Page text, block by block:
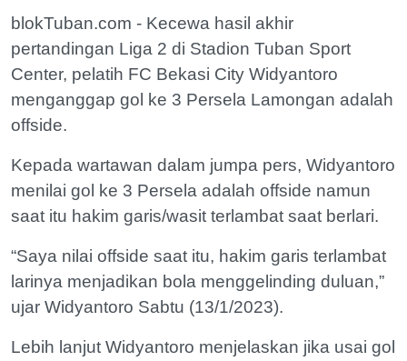
blokTuban.com - Kecewa hasil akhir
pertandingan Liga 2 di Stadion Tuban Sport
Center, pelatih FC Bekasi City Widyantoro
menganggap gol ke 3 Persela Lamongan adalah
offside.
Kepada wartawan dalam jumpa pers, Widyantoro
menilai gol ke 3 Persela adalah offside namun
saat itu hakim garis/wasit terlambat saat berlari.
“Saya nilai offside saat itu, hakim garis terlambat
larinya menjadikan bola menggelinding duluan,”
ujar Widyantoro Sabtu (13/1/2023).
Lebih lanjut Widyantoro menjelaskan jika usai gol